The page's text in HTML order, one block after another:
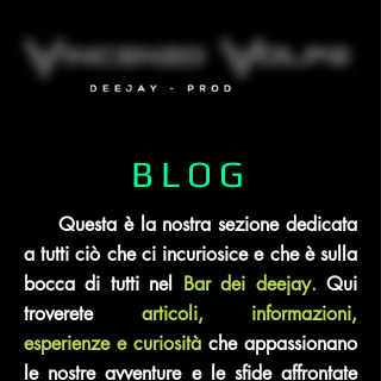
BLOG
Questa è la nostra sezione dedicata
a tutti ciò che ci incuriosice e che è sulla
bocca di tutti nel
Bar dei deejay.Qui
troveretearticoli, informazioni,
esperienze e curiosità che appassionano
le nostre avventure e le sfide affrontate